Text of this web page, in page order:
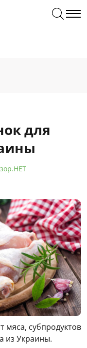
для
субпродуктов
из Украины.